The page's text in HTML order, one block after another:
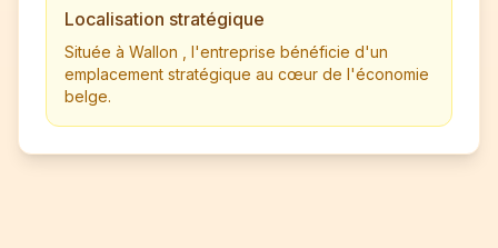
Localisation stratégique
Située à Wallon , l'entreprise bénéficie d'un
emplacement stratégique au cœur de l'économie
belge.